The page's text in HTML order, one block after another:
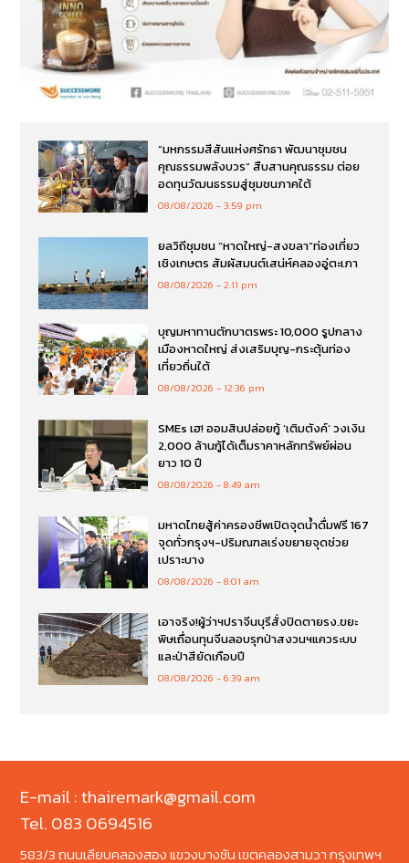
“มหกรรมสีสันแห่งศรัทธา พัฒนาชุมชน
คุณธรรมพลังบวร” สืบสานคุณธรรม ต่อย
อดทุนวัฒนธรรมสู่ชุมชนภาคใต้
08/08/2026 3:59 pm
ยลวิถีชุมชน “หาดใหญ่-สงขลา”ท่องเที่ยว
เชิงเกษตร สัมผัสมนต์เสน่ห์คลองอู่ตะเภา
08/08/2026 2:11 pm
บุญมหาทานตักบาตรพระ 10,000 รูปกลาง
เมืองหาดใหญ่ ส่งเสริมบุญ-กระตุ้นท่อง
เที่ยวถิ่นใต้
08/08/2026 12:36 pm
SMEs เฮ! ออมสินปล่อยกู้ ‘เติมตังค์’ วงเงิน
2,000 ล้านกู้ได้เต็มราคาหลักทรัพย์ผ่อน
ยาว 10 ปี
08/08/2026 8:49 am
มหาดไทยสู้ค่าครองชีพเปิดจุดน้ำดื่มฟรี 167
จุดทั่วกรุงฯ-ปริมณฑลเร่งขยายจุดช่วย
เปราะบาง
08/08/2026 8:01 am
เอาจริง!ผู้ว่าฯปราจีนบุรีสั่งปิดตายรง.ขยะ
พิษเถื่อนทุนจีนลอบรุกป่าสงวนฯแควระบบ
และป่าสียัดเกือบปี
08/08/2026 6:39 am
E-mail : thairemark@gmail.com
Tel. 083 0694516
583/3 ถนนเลียบคลองสอง แขวงบางชัน เขตคลองสามวา กรุงเทพฯ